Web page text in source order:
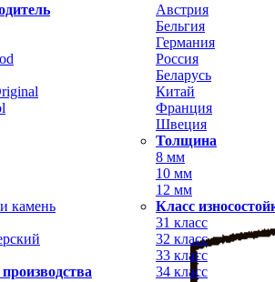
камень
Австрия
Бельгия
Германия
Россия
Беларусь
Китай
Франция
Швеция
Толщина
8 мм
10 мм
12 мм
Класс
31 класс
32 класс
33 класс
34 класс